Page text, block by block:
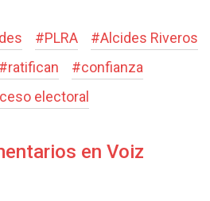
#PLRA #Alcides Riveros
#ratifican #confianza
electoral
en Voiz